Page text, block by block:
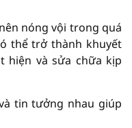
nóng vội trong quá
thể trở thành khuyết
hiện và sửa chữa kịp
tin tưởng nhau giúp